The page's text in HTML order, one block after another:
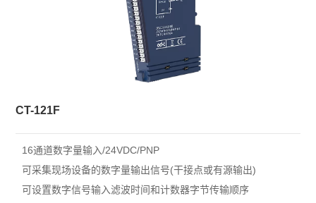
CT-121F
16通道数字量输入/24VDC/PNP
可采集现场设备的数字量输出信号(干接点或有源输出)
可设置数字信号输入滤波时间和计数器字节传输顺序